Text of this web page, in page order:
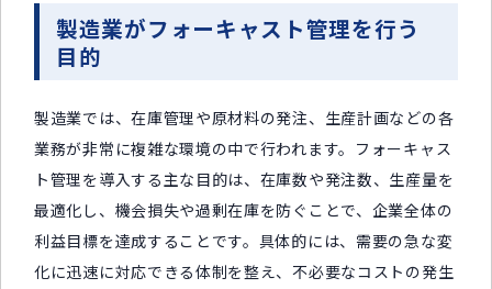
製造業がフォーキャスト管理を行う
目的
製造業では、在庫管理や原材料の発注、生産計画などの各
業務が非常に複雑な環境の中で行われます。フォーキャス
ト管理を導入する主な目的は、在庫数や発注数、生産量を
最適化し、機会損失や過剰在庫を防ぐことで、企業全体の
利益目標を達成することです。具体的には、需要の急な変
化に迅速に対応できる体制を整え、不必要なコストの発生